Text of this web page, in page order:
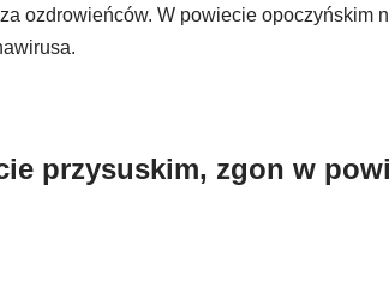
ozdrowieńców. W powiecie opoczyńskim
przysuskim, zgon w